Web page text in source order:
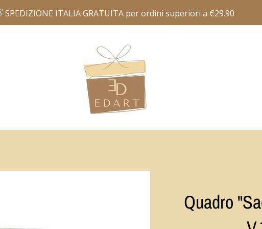
Quadro